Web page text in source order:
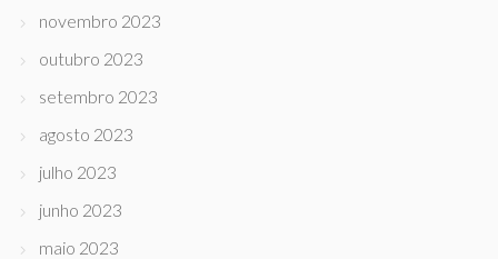
novembro 2023
outubro 2023
setembro 2023
agosto 2023
julho 2023
junho 2023
maio 2023